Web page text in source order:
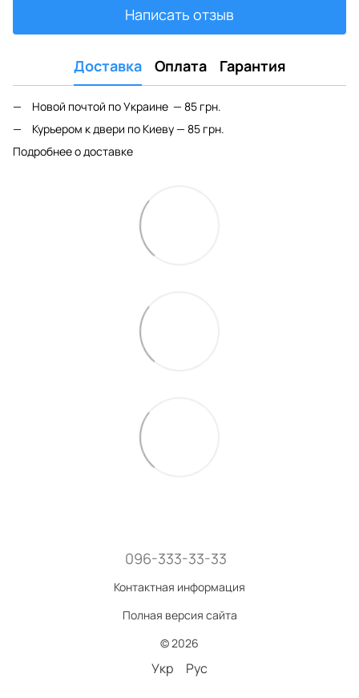
Написать отзыв
Доставка Оплата Гарантия
Новой почтой по Украине — 85 грн.
Курьером к двери по Киеву — 85 грн.
Подробнее о доставке
096-333-33-33
Контактная информация
Полная версия сайта
© 2026
Укр Рус